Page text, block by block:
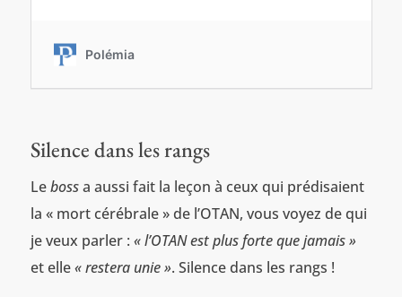
Silence dans les rangs
Lebossa aussi fait la leçon à ceux qui prédisaient
la « mort cérébrale » de l’OTAN, vous voyez de qui
je veux parler : « l’OTAN est plus forte que jamais »
et elle« restera unie ». Silence dans les rangs !